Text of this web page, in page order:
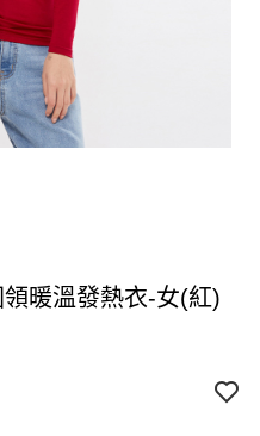
暖溫發熱衣-女(紅)